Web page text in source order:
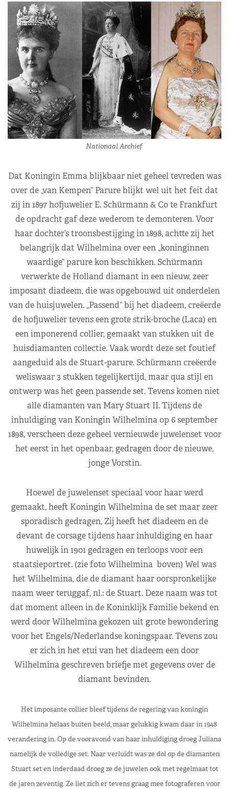
Nationaal Archief
Dat Koningin Emma blijkbaar niet geheel tevreden was
over de „van Kempen“ Parure blijkt wel uit het feit dat
zij in 1897 hofjuwelier E. Schürmann & Co te Frankfurt
de opdracht gaf deze wederom te demonteren. Voor
haar dochter’s troonsbestijging in 1898, achtte zij het
belangrijk dat Wilhelmina over een „koninginnen
waardige“ parure kon beschikken. Schürmann
verwerkte de Holland diamant in een nieuw, zeer
imposant diadeem, die was opgebouwd uit onderdelen
van de huisjuwelen. „Passend“ bij het diadeem, creëerde
de hofjuwelier tevens een grote strik-broche (Laca) en
een imponerend collier, gemaakt van stukken uit de
huisdiamanten collectie. Vaak wordt deze set foutief
aangeduid als de Stuart-parure. Schürmann creëerde
weliswaar 3 stukken tegelijkertijd, maar qua stijl en
ontwerp was het geen passende set. Tevens komen niet
alle diamanten van Mary Stuart II. Tijdens de
inhuldiging van Koningin Wilhelmina op 6 september
1898, verscheen deze geheel vernieuwde juwelenset voor
het eerst in het openbaar, gedragen door de nieuwe,
jonge Vorstin.
Hoewel dejuwelenset speciaalvoor haar werd
gemaakt, heeft Koningin Wilhelminade set maar zeer
sporadisch gedragen, Zij heefthet diadeem en de
devant de corsagetijdens haarinhuldiging en haar
huwelijk in1901 gedragenen terloops voor een
staatsieportret. (zie foto Wilhelmina boven) Wel was
het Wilhelmina, die de diamant haar oorspronkelijke
naam weer teruggaf, nl.: de Stuart. Deze naam was tot
dat moment alleen in de Koninklijk Familie bekend en
werd door Wilhelmina gekozen uit grote bewondering
voor het Engels/Nederlandse koningspaar. Tevens zou
er zich in het etui van het diadeem een door
Wilhelmina geschreven briefje met gegevens over de
diamant bevinden.
Het imposante collier bleef tijdens de regering van koningin
Wilhelmina helaas buiten beeld, maar gelukkig kwam daar in 1948
verandering in. Op de vooravond van haar inhuldiging droeg Juliana
namelijk de volledige set. Naar verluidt was ze dol op de diamanten
Stuartseten inderdaad droeg ze de juwelen ook met regelmaat tot
de jaren zeventig. Ze liet zich er tevens graag mee fotograferen voor